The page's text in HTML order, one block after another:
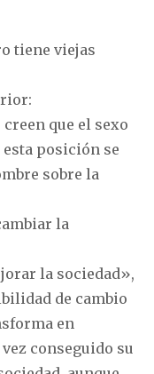
tiene viejas
que el sexo
posición se
sobre la
la
la sociedad»,
de cambio
en
conseguido su